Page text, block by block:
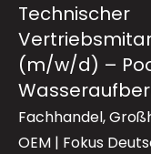
Technischer
(m/w/d) –
Fachhandel,
OEM | Fokus